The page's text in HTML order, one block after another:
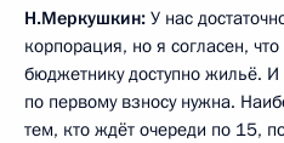
Н.Меркушкин: У нас
корпорация, но я согласен,
бюджетнику доступно жильё.
по первому взносу нужна.
тем, кто ждёт очереди по 15,